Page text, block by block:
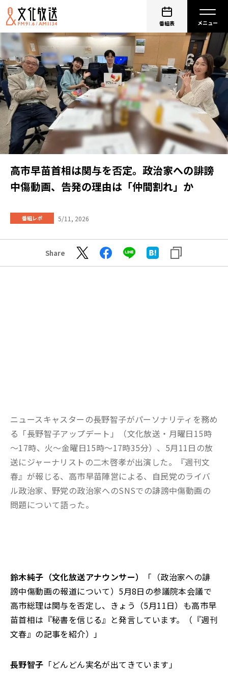
番組表
高市早苗首相は関与を否定。政治家への誹謗
中傷動画、告発の理由は「仲間割れ」か
番組レポ 5/11, 2026
Share
ニュースキャスターの長野智子がパーソナリティを務め
る「長野智子アップデート」（文化放送・月曜日15時
～17時、火～金曜日15時～17時35分）、5月11日の放
送にジャーナリストの二木啓孝が出演した。『週刊文
春』が報じる、高市早苗陣営による、自民党のライバ
ル政治家、野党の政治家へのSNSでの誹謗中傷動画の
問題について語った。
鈴木純子（文化放送アナウンサー）
「（政治家への誹
謗中傷動画の報道について）5月8日の参議院本会議で
高市総理は関与を否定し、きょう（5月11日）も高市早
苗首相は『秘書を信じる』と発言しています。（『週刊
文春』の記事を紹介）」
長野智子 「どんどん実名が出てきています」